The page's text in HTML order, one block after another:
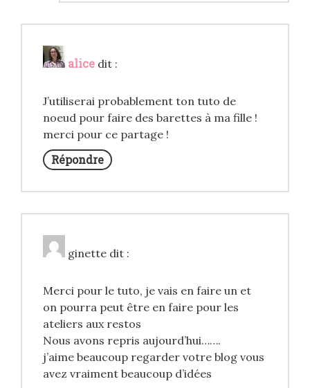
alice dit :
J’utiliserai probablement ton tuto de
noeud pour faire des barettes à ma fille !
merci pour ce partage !
Répondre
ginette dit :
Merci pour le tuto, je vais en faire un et
on pourra peut être en faire pour les
ateliers aux restos
Nous avons repris aujourd’hui…….
j’aime beaucoup regarder votre blog vous
avez vraiment beaucoup d’idées